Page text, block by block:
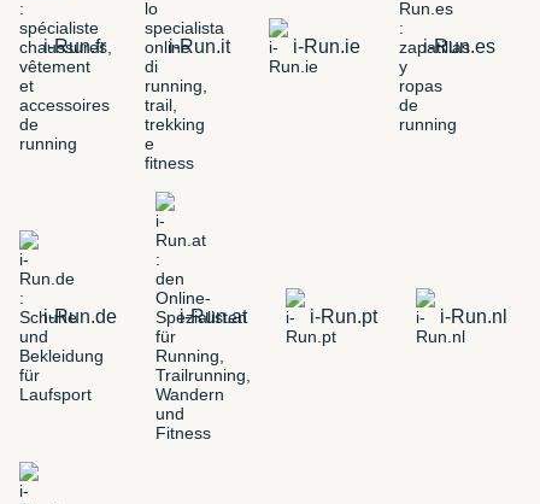
i-Run.fr i-Run.it i-Run.ie i-Run.es
i-Run.de i-Run.at i-Run.pt i-Run.nl